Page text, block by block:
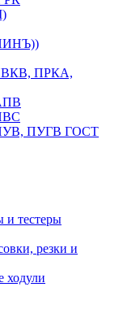
ПРКА,
ПУВ, ПУГВ ГОСТ
и тестеры
резки и
ходули